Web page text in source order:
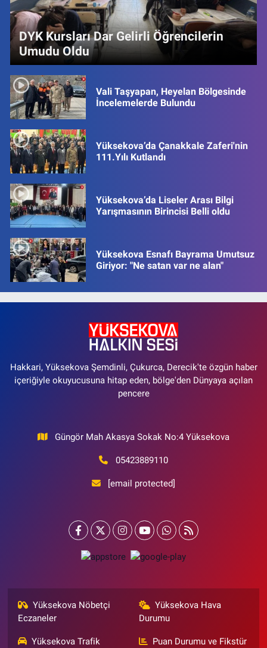
DYK Kursları Dar Gelirli Öğrencilerin
Umudu Oldu
Vali Taşyapan, Heyelan Bölgesinde
İncelemelerde Bulundu
Yüksekova’da Çanakkale Zaferi'nin
111.Yılı Kutlandı
Yüksekova’da Liseler Arası Bilgi
Yarışmasının Birincisi Belli oldu
Yüksekova Esnafı Bayrama Umutsuz
Giriyor: "Ne satan var ne alan"
Hakkari, Yüksekova Şemdinli, Çukurca, Derecik'te özgün haber
içeriğiyle okuyucusuna hitap eden, bölge'den Dünyaya açılan
pencere
Güngör Mah Akasya Sokak No:4 Yüksekova
05423889110
[email protected]
Yüksekova Nöbetçi
Eczaneler
Yüksekova Hava
Durumu
Yüksekova Trafik Puan Durumu ve Fikstür